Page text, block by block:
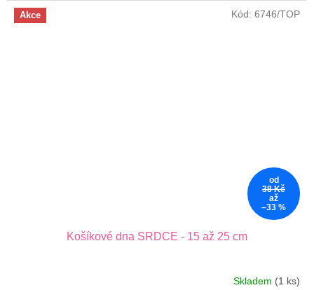
Akce
od
38 Kč
až
–33 %
Košíkové dna SRDCE - 15 až 25 cm
Skladem (1 ks)
Kód: 6746/TOP